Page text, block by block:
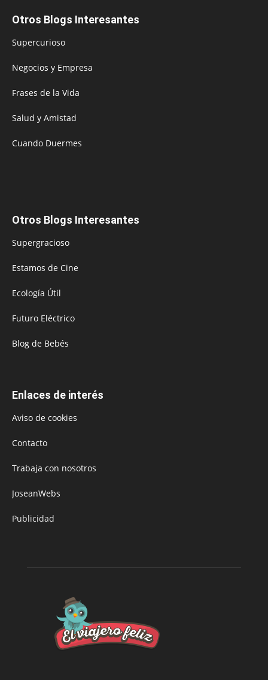
Otros Blogs Interesantes
Supercurioso
Negocios y Empresa
Frases de la Vida
Salud y Amistad
Cuando Duermes
Otros Blogs Interesantes
Supergracioso
Estamos de Cine
Ecología Útil
Futuro Eléctrico
Blog de Bebés
Enlaces de interés
Aviso de cookies
Contacto
Trabaja con nosotros
JoseanWebs
Publicidad